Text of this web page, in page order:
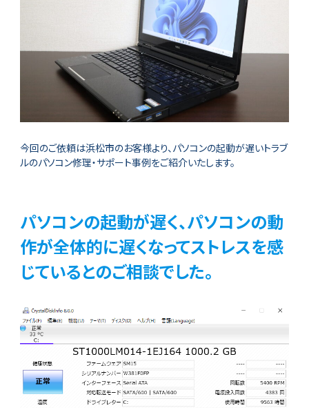
今回のご依頼は浜松市のお客様より、パソコンの起動が遅いトラブ
ルのパソコン修理・サポート事例をご紹介いたします。
パソコンの起動が遅く、パソコンの動
作が全体的に遅くなってストレスを感
じているとのご相談でした。